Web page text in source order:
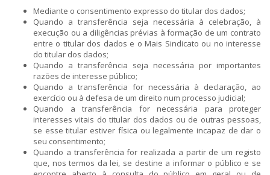
Mediante o consentimento expresso do titular dos dados;
Quando a transferência seja necessária à celebração, à
execução ou a diligências prévias à formação de um contrato
entre o titular dos dados e o Mais Sindicato ou no interesse
do titular dos dados;
Quando a transferência seja necessária por importantes
razões de interesse público;
Quando a transferência for necessária à declaração, ao
exercício ou à defesa de um direito num processo judicial;
Quando a transferência for necessária para proteger
interesses vitais do titular dos dados ou de outras pessoas,
se esse titular estiver física ou legalmente incapaz de dar o
seu consentimento;
​Quando a transferência for realizada a partir de um registo
que, nos termos da lei, se destine a informar o público e se